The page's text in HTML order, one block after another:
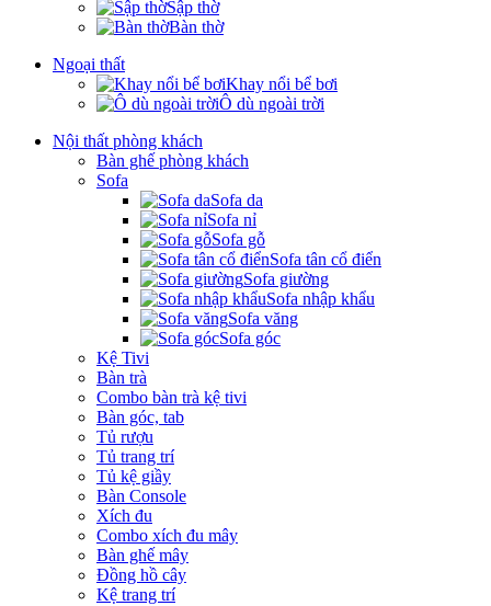
Sập thờ
Bàn thờ
Ngoại thất
Khay nổi bể bơi
Ô dù ngoài trời
Nội thất phòng khách
Bàn ghế phòng khách
Sofa
Sofa da
Sofa nỉ
Sofa gỗ
Sofa tân cổ điển
Sofa giường
Sofa nhập khẩu
Sofa văng
Sofa góc
Kệ Tivi
Bàn trà
Combo bàn trà kệ tivi
Bàn góc, tab
Tủ rượu
Tủ trang trí
Tủ kệ giầy
Bàn Console
Xích đu
Combo xích đu mây
Bàn ghế mây
Đồng hồ cây
Kệ trang trí